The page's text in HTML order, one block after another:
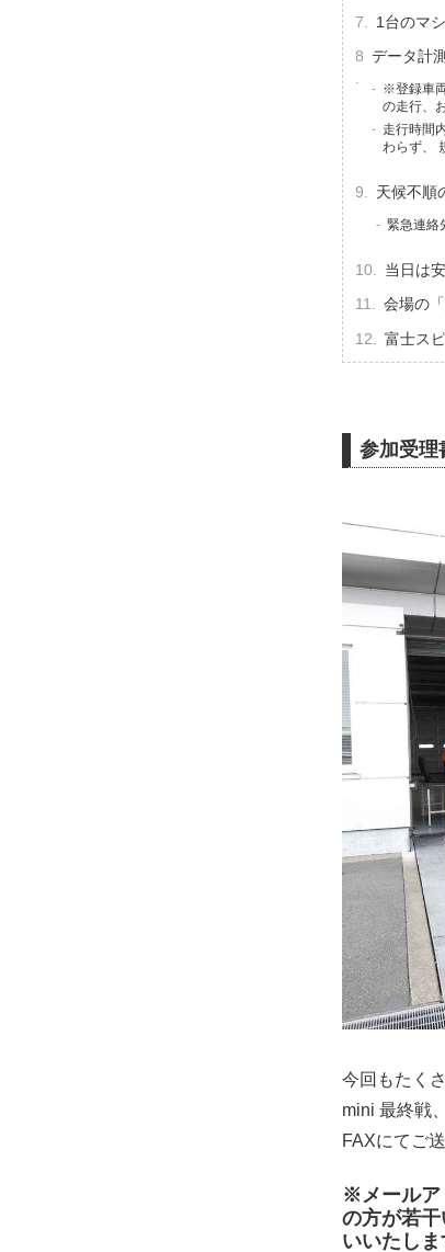
1台のマ
データ計
※登録車
の走行、
走行時間
わらず、
天候不順
緊急連絡
当日は
会場の
富士ス
参加受理
今回もたく
mini 最終戦
FAXにてご
※メールア
の方が若
いいたしま